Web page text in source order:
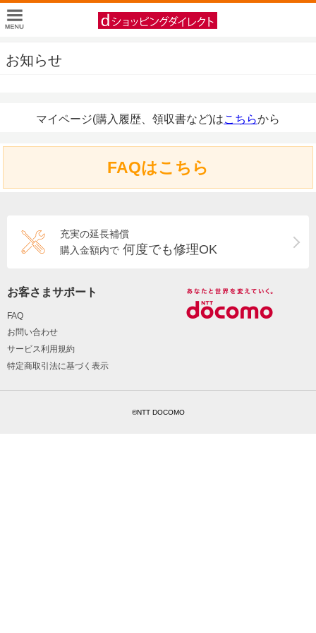
お知らせ
マイページ(購入履歴、領収書など)はこちらから
FAQはこちら
充実の延長補償
購入金額内で 何度でも修理OK
お客さまサポート
FAQ
お問い合わせ
サービス利用規約
特定商取引法に基づく表示
©NTT DOCOMO